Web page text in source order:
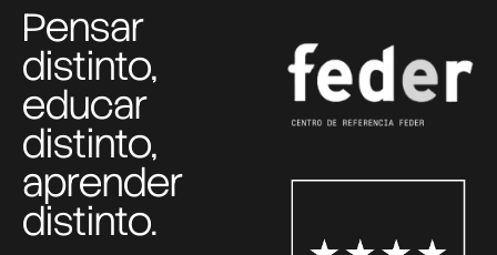
Pensar
distinto,
educar
distinto,
aprender
distinto.